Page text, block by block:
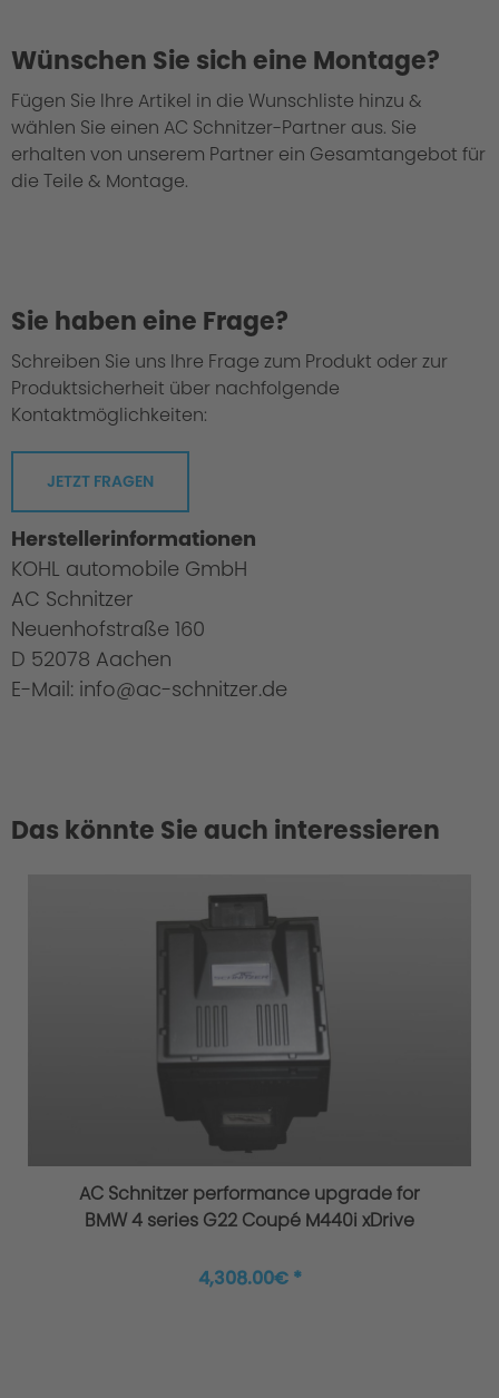
We take every suspension kit through the
"Green Hell".
Original AC Schnitzer sports suspension
Wünschen Sie sich eine Montage?
Fügen Sie Ihre Artikel in die Wunschliste hinzu &
wählen Sie einen AC Schnitzer-Partner aus. Sie
erhalten von unserem Partner ein Gesamtangebot für
die Teile & Montage.
Sie haben eine Frage?
Schreiben Sie uns Ihre Frage zum Produkt oder zur
Produktsicherheit über nachfolgende
Kontaktmöglichkeiten:
JETZT FRAGEN
Herstellerinformationen
KOHL automobile GmbH
AC Schnitzer
Neuenhofstraße 160
D 52078 Aachen
E-Mail: info@ac-schnitzer.de
Das könnte Sie auch interessieren
AC Schnitzer performance upgrade for
BMW 4 series G22 Coupé M440i xDrive
4,308.00€ *